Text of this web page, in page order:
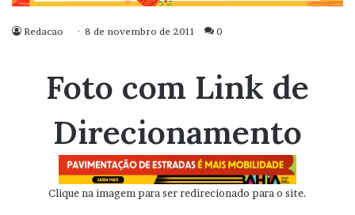
Redacao 8 de novembro de 2011 0
Foto com Link de
Direcionamento
Clique na imagem para ser redirecionado para o site.